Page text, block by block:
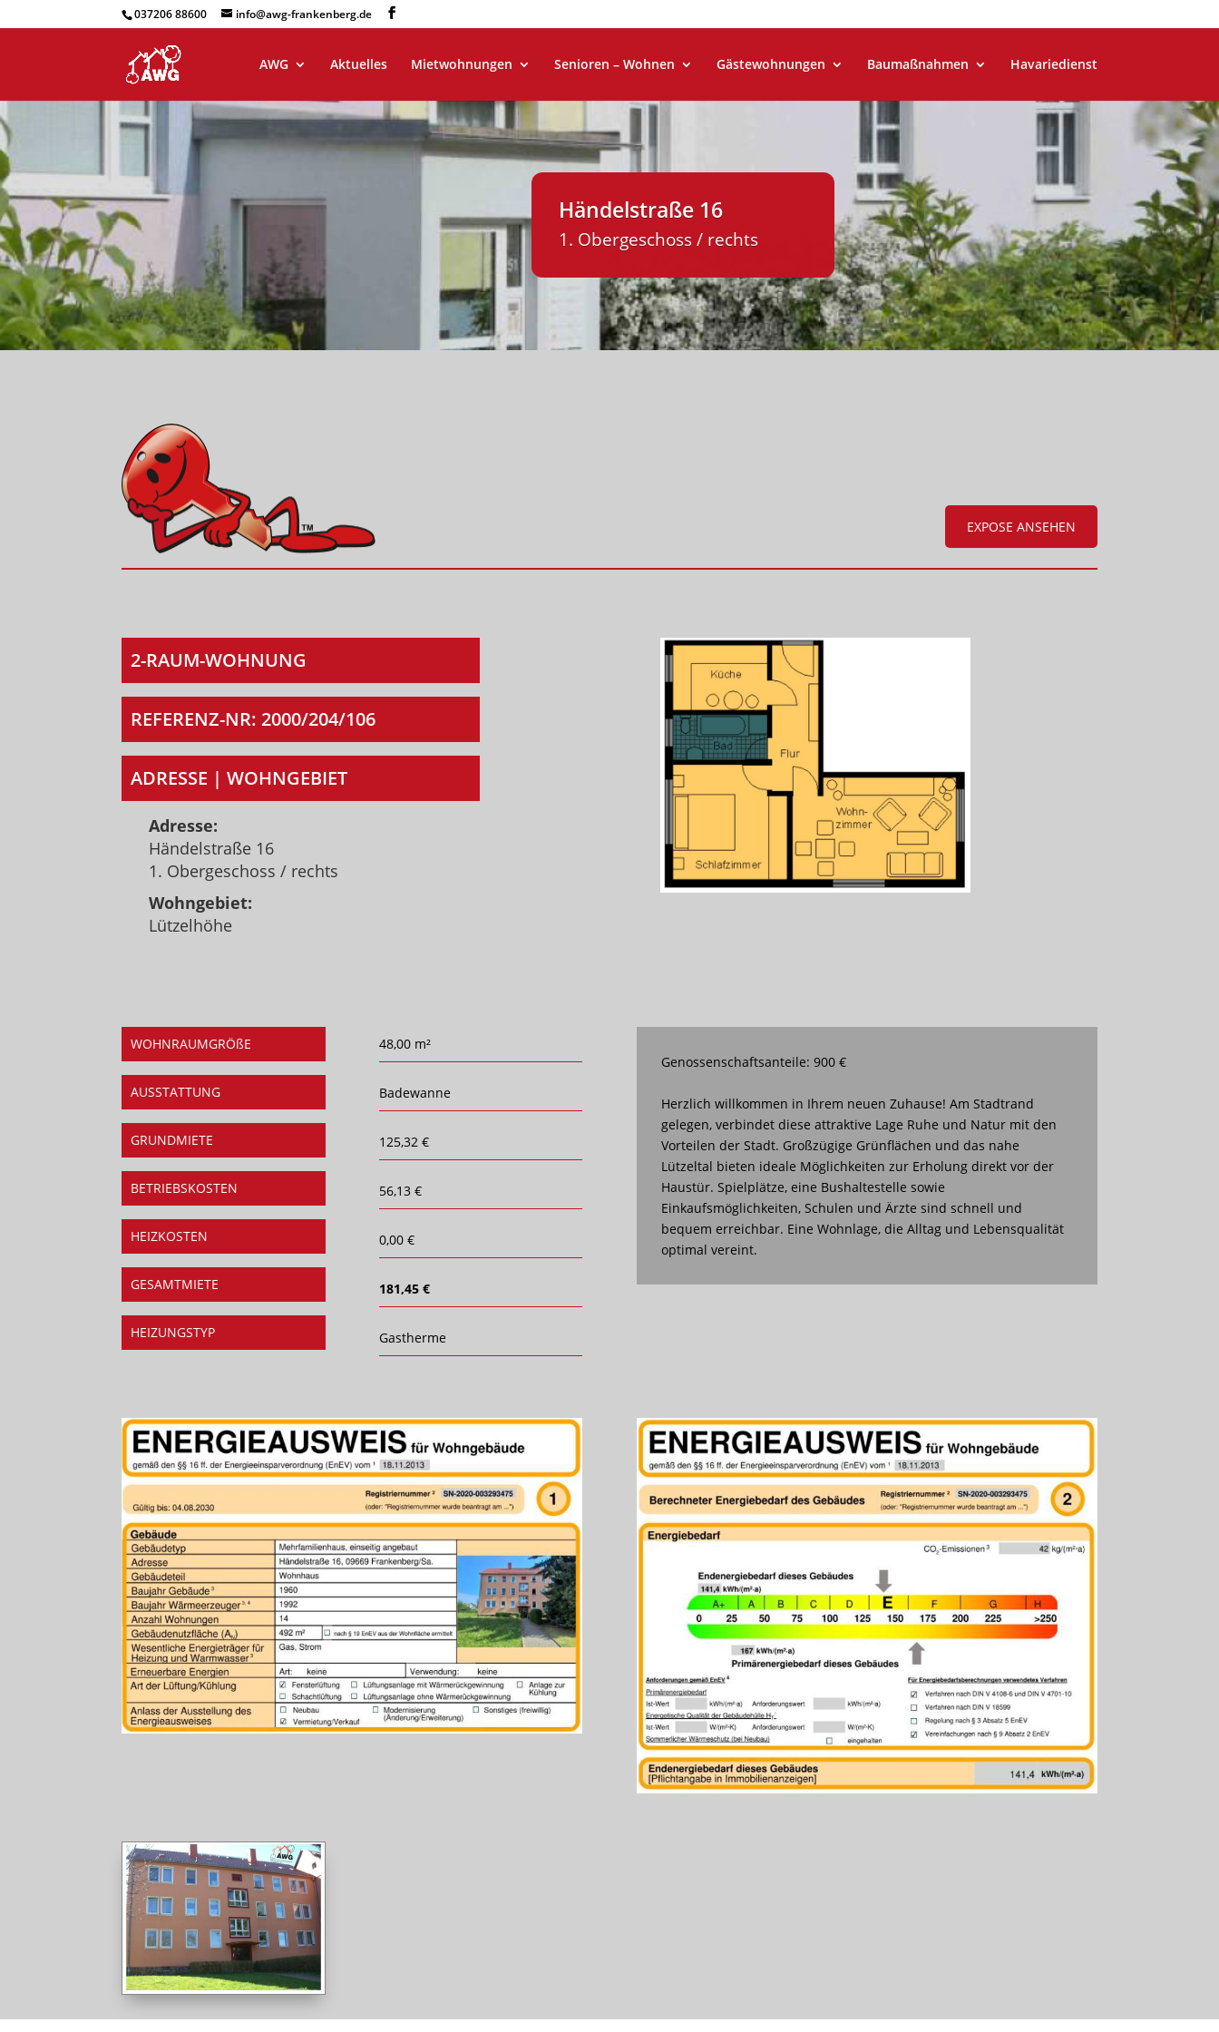
037206 88600 info@awg-frankenberg.de
AWG Aktuelles Mietwohnungen Senioren – Wohnen Gästewohnungen Baumaßnahmen Havariedienst
Händelstraße 16
1. Obergeschoss / rechts
EXPOSE ANSEHEN
2-RAUM-WOHNUNG
REFERENZ-NR: 2000/204/106
ADRESSE | WOHNGEBIET
Adresse:
Händelstraße 16
1. Obergeschoss / rechts
Wohngebiet:
Lützelhöhe
WOHNRAUMGRÖßE
AUSSTATTUNG
GRUNDMIETE
BETRIEBSKOSTEN
HEIZKOSTEN
GESAMTMIETE
HEIZUNGSTYP
48,00 m²
Badewanne
125,32 €
56,13 €
0,00 €
181,45 €
Gastherme
Genossenschaftsanteile: 900 €
Herzlich willkommen in Ihrem neuen Zuhause! Am Stadtrand
gelegen, verbindet diese attraktive Lage Ruhe und Natur mit den
Vorteilen der Stadt. Großzügige Grünflächen und das nahe
Lützeltal bieten ideale Möglichkeiten zur Erholung direkt vor der
Haustür. Spielplätze, eine Bushaltestelle sowie
Einkaufsmöglichkeiten, Schulen und Ärzte sind schnell und
bequem erreichbar. Eine Wohnlage, die Alltag und Lebensqualität
optimal vereint.